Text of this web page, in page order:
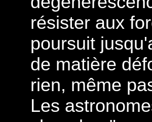
résister aux
poursuit
de matière
rien, même
Les